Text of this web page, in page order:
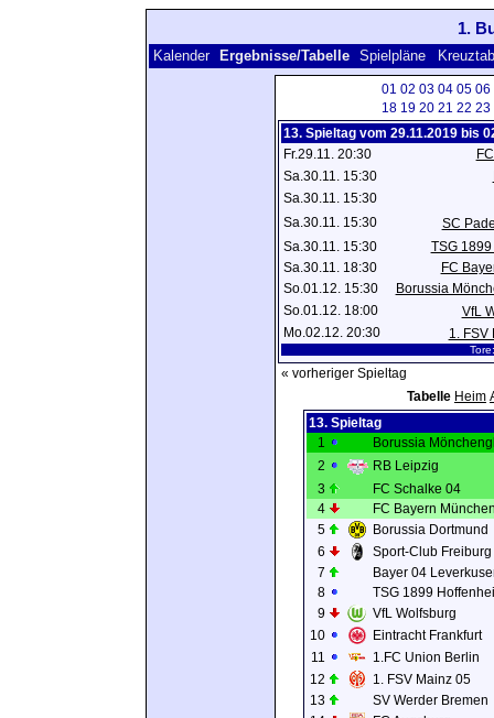
1.
Kalender Ergebnisse/Tabelle Spielpläne
01 02 03 04 05 06
18 19 20 21 22 23
13. Spieltag vom 29.11.2019 bis
Fr.29.11. 20:30
Sa.30.11. 15:30
Sa.30.11. 15:30
Sa.30.11. 15:30
SC
Sa.30.11. 15:30
TSG
Sa.30.11. 18:30
FC
So.01.12. 15:30
Borussia
So.01.12. 18:00
VfL
Mo.02.12. 20:30
1. FSV
« vorheriger Spieltag
Tabelle Heim
13. Spieltag
1
Borussia
2
RB Leipzig
3
FC Schalke 04
4
FC Bayern
5
Borussia Dortmund
6
Sport-Club Freiburg
7
Bayer 04
8
TSG 1899
9
VfL Wolfsburg
10
Eintracht Frankfurt
11
1.FC Union Berlin
12
1. FSV Mainz 05
13
SV Werder Bremen